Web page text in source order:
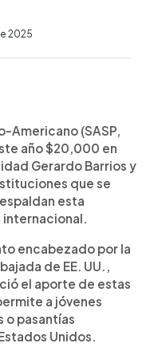
2025
Americano
$20,000 por parte
y la Universidad
instituciones y
El aporte
para que
o
Unidos. El
Centro Cultural
más de $8
creación hace 12
registra un
de
Americano (SASP,
año $20,000 en
Gerardo Barrios y
que se
esta
encabezado por la
de EE. UU.,
el aporte de estas
a jóvenes
o pasantías
Unidos.